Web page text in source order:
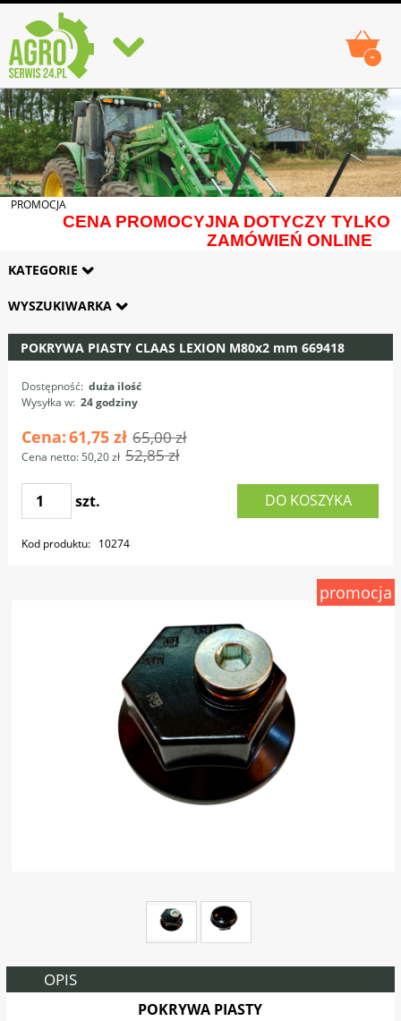
-
PROMOCJA
CENA PROMOCYJNA DOTYCZY TYLKO
ZAMÓWIEŃ ONLINE
KATEGORIE
WYSZUKIWARKA
promocja
POKRYWA PIASTY CLAAS LEXION M80x2 mm 669418
Dostępność: duża ilość
Wysyłka w: 24 godziny
Cena:61,75 zł 65,00 zł
Cena netto: 50,20 zł 52,85 zł
szt. DO KOSZYKA
Kod produktu: 10274
OPIS
POKRYWA PIASTY